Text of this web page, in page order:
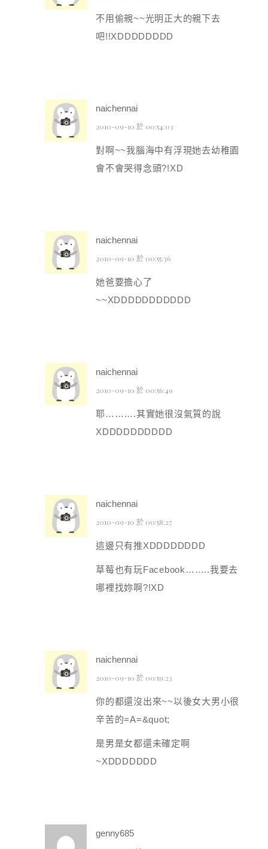
不用偷親~~光明正大的親下去
吧!!XDDDDDDDD
naichennai
2010-09-10 於 00:54:03
對啊~~我腦海中有浮現她去幼稚園
會不會哭得念頭?!XD
naichennai
2010-09-10 於 00:55:36
她爸要擔心了
~~XDDDDDDDDDDD
naichennai
2010-09-10 於 00:56:49
耶……….其實她很沒氣質的說
XDDDDDDDDDD
naichennai
2010-09-10 於 00:58:27
這邊只有推XDDDDDDDD
草莓也有玩Facebook……..我要去
哪裡找妳啊?!XD
naichennai
2010-09-10 於 00:59:23
你的都還沒出來~~以後女大男小很
辛苦的=A=&quot;
是男是女都還未確定啊
~XDDDDDDD
genny685